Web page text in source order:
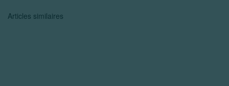
Articles similaires